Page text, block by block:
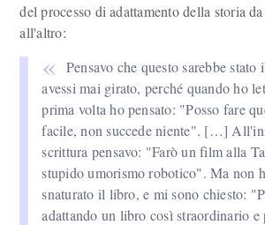
del processo di adattamento della storia
all'altro:
Pensavo che questo sarebbe
avessi mai girato, perché quando ho
prima volta ho pensato: "Posso fare
facile, non succede niente". […]
scrittura pensavo: "Farò un film alla
stupido umorismo robotico". Ma non
snaturato il libro, e mi sono chiesto:
adattando un libro così straordinario e